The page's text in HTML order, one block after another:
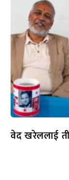
वेद खरेललाई